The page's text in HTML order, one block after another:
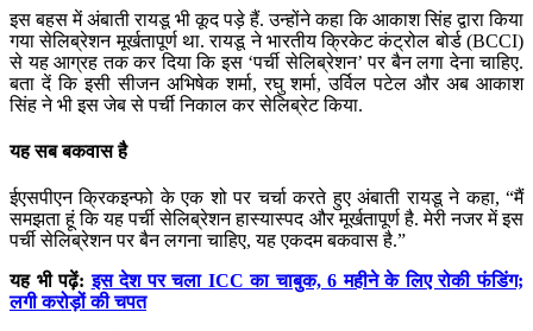
इस बहस में अंबाती रायडू भी कूद पड़े हैं. उन्होंने कहा कि आकाश सिंह द्वारा किया
गया सेलिब्रेशन मूर्खतापूर्ण था. रायडू ने भारतीय क्रिकेट कंट्रोल बोर्ड (BCCI)
से यह आग्रह तक कर दिया कि इस ‘पर्ची सेलिब्रेशन’ पर बैन लगा देना चाहिए.
बता दें कि इसी सीजन अभिषेक शर्मा, रघु शर्मा, उर्विल पटेल और अब आकाश
सिंह ने भी इस जेब से पर्ची निकाल कर सेलिब्रेट किया.
यह सब बकवास है
ईएसपीएन क्रिकइन्फो के एक शो पर चर्चा करते हुए अंबाती रायडू ने कहा, “मैं
समझता हूं कि यह पर्ची सेलिब्रेशन हास्यास्पद और मूर्खतापूर्ण है. मेरी नजर में इस
पर्ची सेलिब्रेशन पर बैन लगना चाहिए, यह एकदम बकवास है.”
यह भी पढ़ें:इस देश पर चला ICC का चाबुक, 6 महीने के लिए रोकी फंडिंग;
लगी करोड़ों की चपत